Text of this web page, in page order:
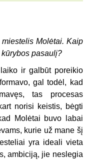
Molėtai. Kaip
pasaulį?
ir galbūt poreikio
gal todėl, kad
tas procesas
norisi keistis, bėgti
Molėtai buvo labai
kurie už mane šį
yra ideali vieta
ambiciją, jie neslegia